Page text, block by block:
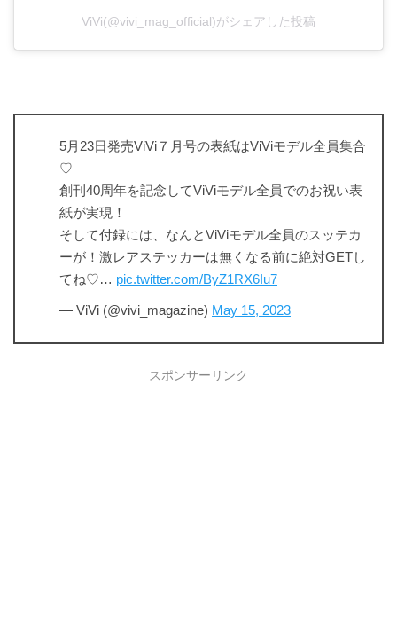
ViVi(@vivi_mag_official)がシェアした投稿
5月23日発売ViVi７月号の表紙はViViモデル全員集合
♡
創刊40周年を記念してViViモデル全員でのお祝い表
紙が実現！
そして付録には、なんとViViモデル全員のスッテカ
ーが！激レアステッカーは無くなる前に絶対GETし
てね♡… pic.twitter.com/ByZ1RX6Iu7
— ViVi (@vivi_magazine) May 15, 2023
スポンサーリンク